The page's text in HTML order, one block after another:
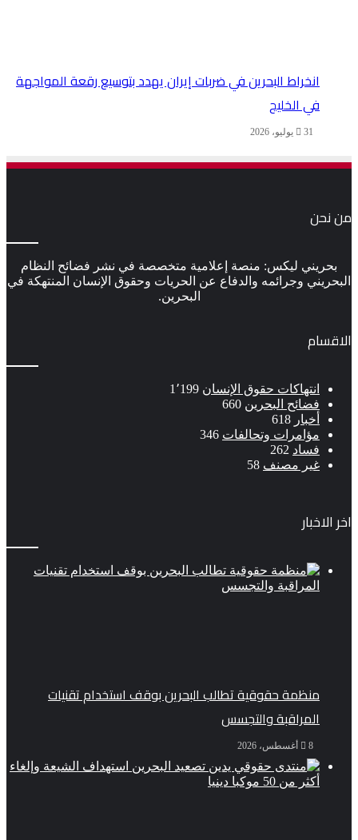
انخراط البحرين في ضربات إيران يهدد بتوسيع رقعة المواجهة
في الخليج
31 يوليو، 2026
من نحن
بحريني ليكس: منصة إعلامية متخصصة في نشر فضائح النظام
البحريني وجرائمه والدفاع عن الحريات وحقوق الإنسان المنتهكة في
البحرين.
الاقسام
انتهاكات حقوق الإنسان 1٬199
فضائح البحرين 660
أخبار 618
مؤامرات وتحالفات 346
فساد 262
غير مصنف
58
اخر الاخبار
منظمة حقوقية تطالب البحرين بوقف استخدام تقنيات
المراقبة والتجسس
8 أغسطس، 2026